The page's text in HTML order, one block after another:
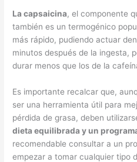
La capsaicina, el componente
también es un termogénico
más rápido, pudiendo actuar
minutos después de la ingesta,
durar menos que los de la
Es importante recalcar que,
ser una herramienta útil para
pérdida de grasa, deben
dieta equilibrada y un
recomendable consultar a un
empezar a tomar cualquier tipo